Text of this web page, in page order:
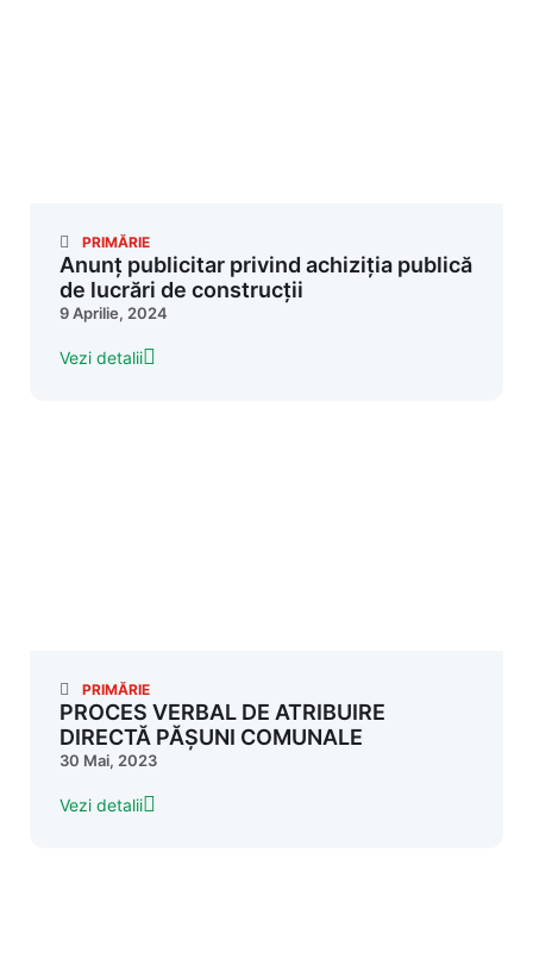
PRIMĂRIE
Anunț publicitar privind achiziția publică
de lucrări de construcții
9 Aprilie, 2024
Vezi detalii
PRIMĂRIE
PROCES VERBAL DE ATRIBUIRE
DIRECTĂ PĂȘUNI COMUNALE
30 Mai, 2023
Vezi detalii